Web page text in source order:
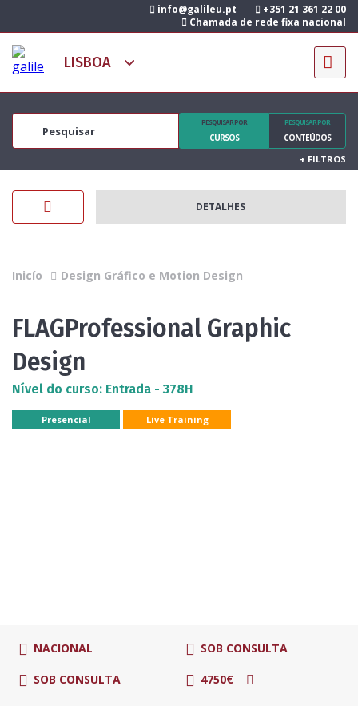
info@galileu.pt
+351 21 361 22 00
Chamada de rede fixa nacional
PESQUISAR POR
CURSOS
PESQUISAR POR
CONTEÚDOS
+ FILTROS
DETALHES
Inicío Design Gráfico e Motion Design
FLAGProfessional Graphic
Design
Nível do curso: Entrada - 378H
Presencial Live Training
NACIONAL SOB CONSULTA
SOB CONSULTA 4750€